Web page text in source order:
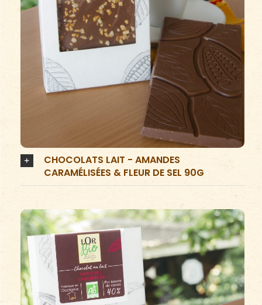
CHOCOLATS LAIT - AMANDES
CARAMÉLISÉES & FLEUR DE SEL 90G